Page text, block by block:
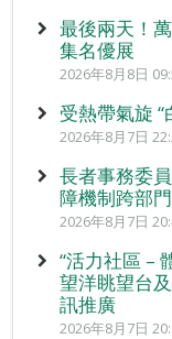
最後兩天！
集名優展
2026年8月8日
受熱帶氣旋
2026年8月7日
長者事務委
障機制跨部
2026年8月7日
“活力社區 –
望洋眺望台
訊推廣
2026年8月7日